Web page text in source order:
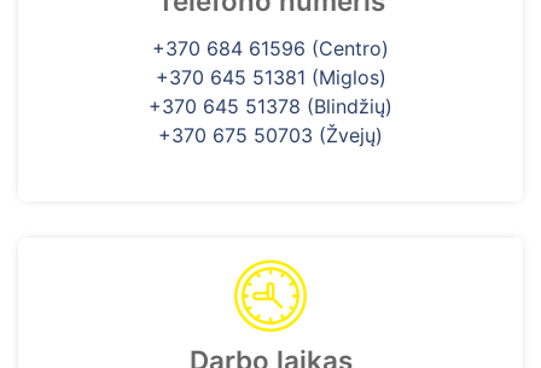
+370 684 61596 (Centro)
+370 645 51381 (Miglos)
+370 645 51378 (Blindžių)
+370 675 50703 (Žvejų)
Darbo laikas